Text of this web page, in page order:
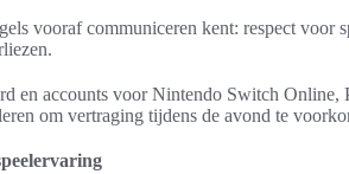
vooraf communiceren kent: respect voor
en accounts voor Nintendo Switch Online,
om vertraging tijdens de avond te